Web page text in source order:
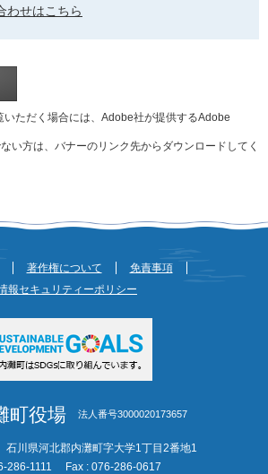
わせはこちら
いただく場合には、Adobe社が提供するAdobe
い方は、バナーのリンク先からダウンロードしてく
著作権について
免責事項
報セキュリティーポリシー
町役場 法人番号3000020173657
川県河北郡内灘町字大学1丁目2番地1
286-1111
Fax : 076-286-0617